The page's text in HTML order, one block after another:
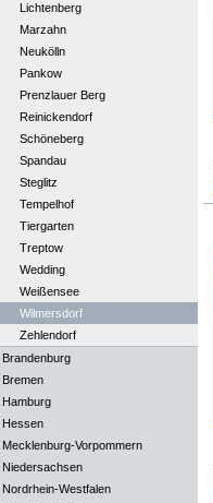
Lichtenberg
Marzahn
Neukölln
Pankow
Prenzlauer Berg
Reinickendorf
Schöneberg
Spandau
Steglitz
Tempelhof
Tiergarten
Treptow
Wedding
Weißensee
Wilmersdorf
Zehlendorf
Brandenburg
Bremen
Hamburg
Hessen
Mecklenburg-Vorpommern
Niedersachsen
Nordrhein-Westfalen